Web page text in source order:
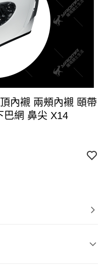
內襯 兩頰內襯 頤帶
巴網 鼻尖 X14